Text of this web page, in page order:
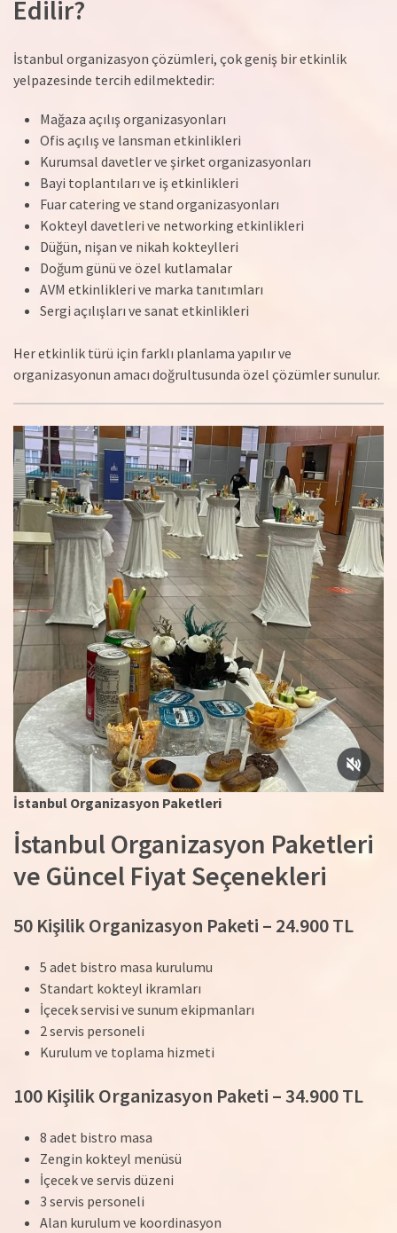
Edilir?
İstanbul organizasyon çözümleri, çok geniş bir etkinlik
yelpazesinde tercih edilmektedir:
Mağaza açılış organizasyonları
Ofis açılış ve lansman etkinlikleri
Kurumsal davetler ve şirket organizasyonları
Bayi toplantıları ve iş etkinlikleri
Fuar catering ve stand organizasyonları
Kokteyl davetleri ve networking etkinlikleri
Düğün, nişan ve nikah kokteylleri
Doğum günü ve özel kutlamalar
AVM etkinlikleri ve marka tanıtımları
Sergi açılışları ve sanat etkinlikleri
Her etkinlik türü için farklı planlama yapılır ve
organizasyonun amacı doğrultusunda özel çözümler sunulur.
İstanbul Organizasyon Paketleri
İstanbul Organizasyon Paketleri
ve Güncel Fiyat Seçenekleri
50 Kişilik Organizasyon Paketi – 24.900 TL
5 adet bistro masa kurulumu
Standart kokteyl ikramları
İçecek servisi ve sunum ekipmanları
2 servis personeli
Kurulum ve toplama hizmeti
100 Kişilik Organizasyon Paketi – 34.900 TL
8 adet bistro masa
Zengin kokteyl menüsü
İçecek ve servis düzeni
3 servis personeli
Alan kurulum ve koordinasyon